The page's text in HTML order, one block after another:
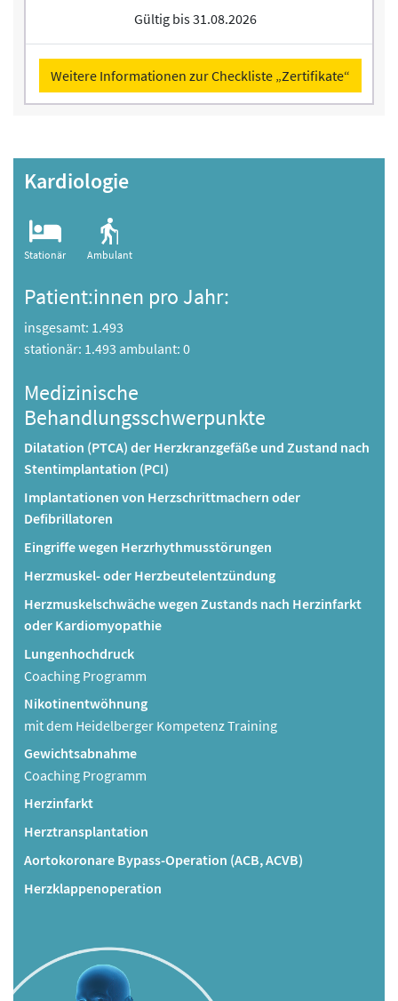
Gültig bis 31.08.2026
Weitere Informationen zur Checkliste „Zertifikate“
Kardiologie
Stationär Ambulant
Patient:innen pro Jahr:
insgesamt: 1.493
stationär: 1.493 ambulant: 0
Medizinische
Behandlungsschwerpunkte
Dilatation (PTCA) der Herzkranzgefäße und Zustand nach
Stentimplantation (PCI)
Implantationen von Herzschrittmachern oder
Defibrillatoren
Eingriffe wegen Herzrhythmusstörungen
Herzmuskel- oder Herzbeutelentzündung
Herzmuskelschwäche wegen Zustands nach Herzinfarkt
oder Kardiomyopathie
Lungenhochdruck
Coaching Programm
Nikotinentwöhnung
mit dem Heidelberger Kompetenz Training
Gewichtsabnahme
Coaching Programm
Herzinfarkt
Herztransplantation
Aortokoronare Bypass-Operation (ACB, ACVB)
Herzklappenoperation